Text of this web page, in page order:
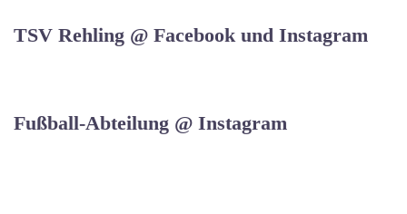
TSV Rehling @ Facebook und Instagram
Fußball-Abteilung @ Instagram